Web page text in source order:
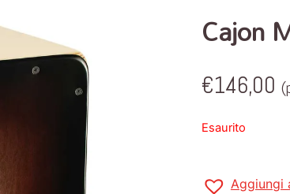
Cajon
€146,00
Esaurito
Aggiungi